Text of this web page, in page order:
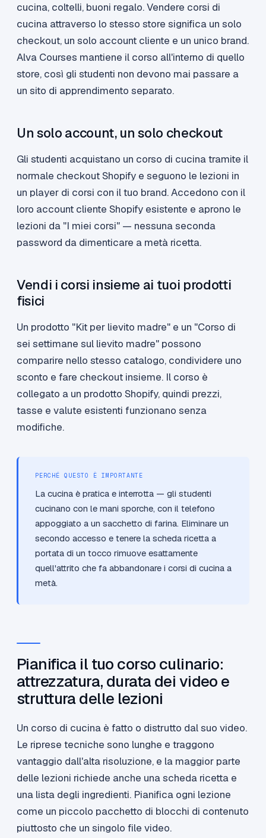
cucina, coltelli, buoni regalo. Vendere corsi di
cucina attraverso lo stesso store significa un solo
checkout, un solo account cliente e un unico brand.
Alva Courses mantiene il corso all'interno di quello
store, così gli studenti non devono mai passare a
un sito di apprendimento separato.
Un solo account, un solo checkout
Gli studenti acquistano un corso di cucina tramite il
normale checkout Shopify e seguono le lezioni in
un player di corsi con il tuo brand. Accedono con il
loro account cliente Shopify esistente e aprono le
lezioni da "I miei corsi" — nessuna seconda
password da dimenticare a metà ricetta.
Vendi i corsi insieme ai tuoi prodotti
fisici
Un prodotto "Kit per lievito madre" e un "Corso di
sei settimane sul lievito madre" possono
comparire nello stesso catalogo, condividere uno
sconto e fare checkout insieme. Il corso è
collegato a un prodotto Shopify, quindi prezzi,
tasse e valute esistenti funzionano senza
modifiche.
PERCHÉ QUESTO È IMPORTANTE
La cucina è pratica e interrotta — gli studenti
cucinano con le mani sporche, con il telefono
appoggiato a un sacchetto di farina. Eliminare un
secondo accesso e tenere la scheda ricetta a
portata di un tocco rimuove esattamente
quell'attrito che fa abbandonare i corsi di cucina a
metà.
Pianifica il tuo corso culinario:
attrezzatura, durata dei video e
struttura delle lezioni
Un corso di cucina è fatto o distrutto dal suo video.
Le riprese tecniche sono lunghe e traggono
vantaggio dall'alta risoluzione, e la maggior parte
delle lezioni richiede anche una scheda ricetta e
una lista degli ingredienti. Pianifica ogni lezione
come un piccolo pacchetto di blocchi di contenuto
piuttosto che un singolo file video.